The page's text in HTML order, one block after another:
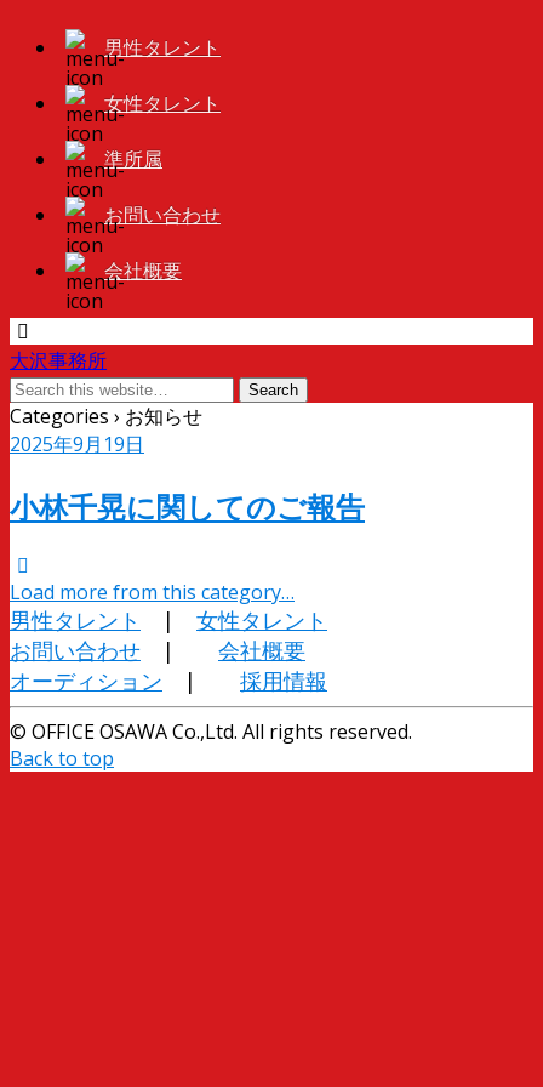
男性タレント
女性タレント
準所属
お問い合わせ
会社概要
大沢事務所
Categories › お知らせ
2025年9月19日
小林千晃に関してのご報告
Load more from this category…
男性タレント | 女性タレント
お問い合わせ | 会社概要
オーディション | 採用情報
© OFFICE OSAWA Co.,Ltd. All rights reserved.
Back to top